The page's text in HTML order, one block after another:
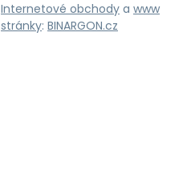
Internetové obchody a www
stránky: BINARGON.cz